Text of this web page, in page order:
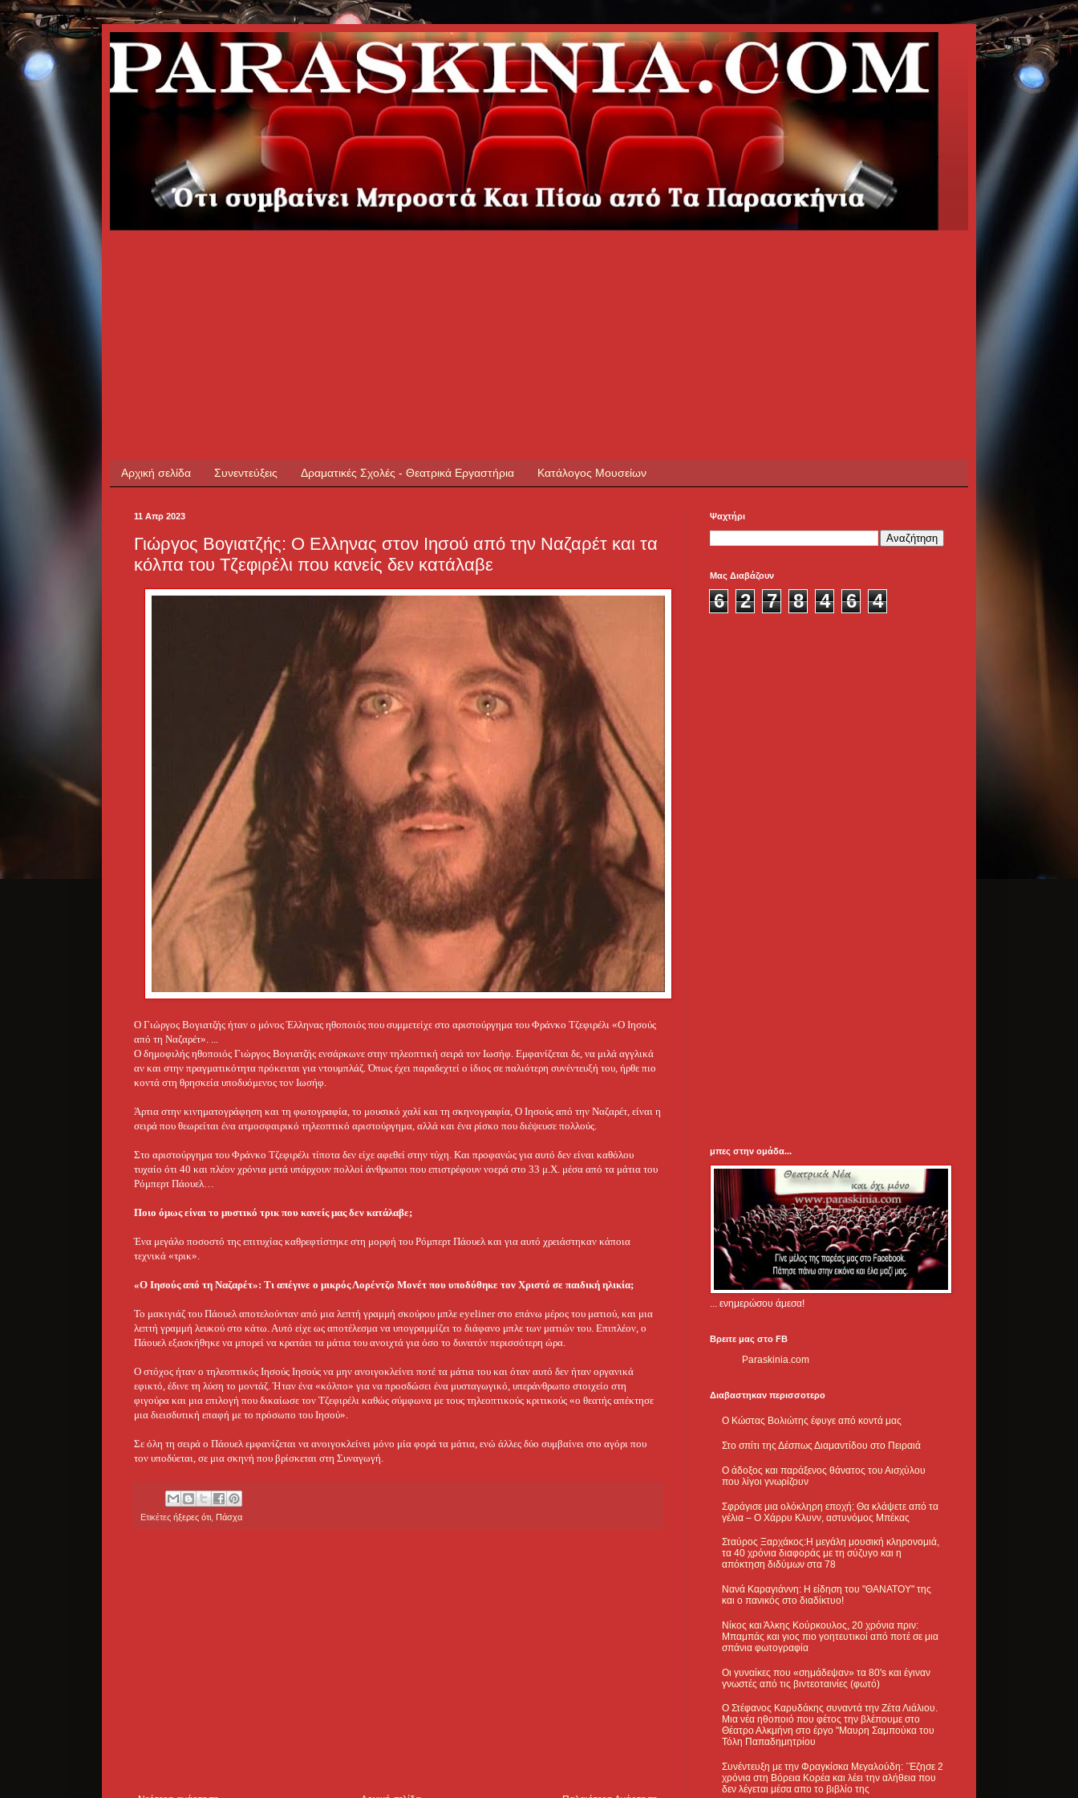
Αρχική σελίδα Συνεντεύξεις Δραματικές Σχολές - Θεατρικά Εργαστήρια Κατάλογος Μουσείων
11 Απρ 2023
Γιώργος Βογιατζής: Ο Ελληνας στον Ιησού από την Ναζαρέτ και τα
κόλπα του Τζεφιρέλι που κανείς δεν κατάλαβε
Ο Γιώργος Βογιατζής ήταν ο μόνος Έλληνας ηθοποιός που συμμετείχε στο αριστούργημα του Φράνκο Τζεφιρέλι «Ο Ιησούς
από τη Ναζαρέτ». ...
Ο δημοφιλής ηθοποιός Γιώργος Βογιατζής ενσάρκωνε στην τηλεοπτική σειρά τον Ιωσήφ. Εμφανίζεται δε, να μιλά αγγλικά
αν και στην πραγματικότητα πρόκειται για ντουμπλάζ. Όπως έχει παραδεχτεί ο ίδιος σε παλιότερη συνέντευξή του, ήρθε πιο
κοντά στη θρησκεία υποδυόμενος τον Ιωσήφ.
Άρτια στην κινηματογράφηση και τη φωτογραφία, το μουσικό χαλί και τη σκηνογραφία, Ο Ιησούς από την Ναζαρέτ, είναι η
σειρά που θεωρείται ένα ατμοσφαιρικό τηλεοπτικό αριστούργημα, αλλά και ένα ρίσκο που διέψευσε πολλούς.
Στο αριστούργημα του Φράνκο Τζεφιρέλι τίποτα δεν είχε αφεθεί στην τύχη. Και προφανώς για αυτό δεν είναι καθόλου
τυχαίο ότι 40 και πλέον χρόνια μετά υπάρχουν πολλοί άνθρωποι που επιστρέφουν νοερά στο 33 μ.Χ. μέσα από τα μάτια του
Ρόμπερτ Πάουελ…
Ποιο όμως είναι το μυστικό τρικ που κανείς μας δεν κατάλαβε;
Ένα μεγάλο ποσοστό της επιτυχίας καθρεφτίστηκε στη μορφή του Ρόμπερτ Πάουελ και για αυτό χρειάστηκαν κάποια
τεχνικά «τρικ».
«Ο Ιησούς από τη Ναζαρέτ»: Τι απέγινε ο μικρός Λορέντζο Μονέτ που υποδύθηκε τον Χριστό σε παιδική ηλικία;
Το μακιγιάζ του Πάουελ αποτελούνταν από μια λεπτή γραμμή σκούρου μπλε eyeliner στο επάνω μέρος του ματιού, και μια
λεπτή γραμμή λευκού στο κάτω. Αυτό είχε ως αποτέλεσμα να υπογραμμίζει το διάφανο μπλε των ματιών του. Επιπλέον, ο
Πάουελ εξασκήθηκε να μπορεί να κρατάει τα μάτια του ανοιχτά για όσο το δυνατόν περισσότερη ώρα.
Ο στόχος ήταν ο τηλεοπτικός Ιησούς Ιησούς να μην ανοιγοκλείνει ποτέ τα μάτια του και όταν αυτό δεν ήταν οργανικά
εφικτό, έδινε τη λύση το μοντάζ. Ήταν ένα «κόλπο» για να προσδώσει ένα μυσταγωγικό, υπεράνθρωπο στοιχείο στη
φιγούρα και μια επιλογή που δικαίωσε τον Τζεφιρέλι καθώς σύμφωνα με τους τηλεοπτικούς κριτικούς «ο θεατής απέκτησε
μια διεισδυτική επαφή με το πρόσωπο του Ιησού».
Σε όλη τη σειρά ο Πάουελ εμφανίζεται να ανοιγοκλείνει μόνο μία φορά τα μάτια, ενώ άλλες δύο συμβαίνει στο αγόρι που
τον υποδύεται, σε μια σκηνή που βρίσκεται στη Συναγωγή.
Ετικέτες ήξερες ότι Πάσχα
Ψαχτήρι
Μας Διαβάζουν
6 2 7 8 4 6 4
μπες στην ομάδα...
... ενημερώσου άμεσα!
Βρειτε μας στο FB
Paraskinia.com
Διαβαστηκαν περισσοτερο
Ο Κώστας Βολιώτης έφυγε από κοντά μας
Στο σπίτι της Δέσπως Διαμαντίδου στο Πειραιά
Ο άδοξος και παράξενος θάνατος του Αισχύλου
που λίγοι γνωρίζουν
Σφράγισε μια ολόκληρη εποχή: Θα κλάψετε από τα
γέλια – Ο Χάρρυ Κλυνν, αστυνόμος Μπέκας
Σταύρος Ξαρχάκος:Η μεγάλη μουσική κληρονομιά,
τα 40 χρόνια διαφοράς με τη σύζυγο και η
απόκτηση διδύμων στα 78
Νανά Καραγιάννη: Η είδηση του "ΘΑΝΑΤΟΥ" της
και ο πανικός στο διαδίκτυο!
Νίκος και Άλκης Κούρκουλος, 20 χρόνια πριν:
Μπαμπάς και γιος πιο γοητευτικοί από ποτέ σε μια
σπάνια φωτογραφία
Οι γυναίκες που «σημάδεψαν» τα 80's και έγιναν
γνωστές από τις βιντεοταινίες (φωτό)
Ο Στέφανος Καρυδάκης συναντά την Ζέτα Λιάλιου.
Μια νέα ηθοποιό που φέτος την βλέπουμε στο
Θέατρο Αλκμήνη στο έργο "Μαυρη Σαμπούκα του
Τόλη Παπαδημητρίου
Συνέντευξη με την Φραγκίσκα Μεγαλούδη: ΄Έζησε 2
χρόνια στη Βόρεια Κορέα και λέει την αλήθεια που
δεν λέγεται μέσα απο το βιβλίο της